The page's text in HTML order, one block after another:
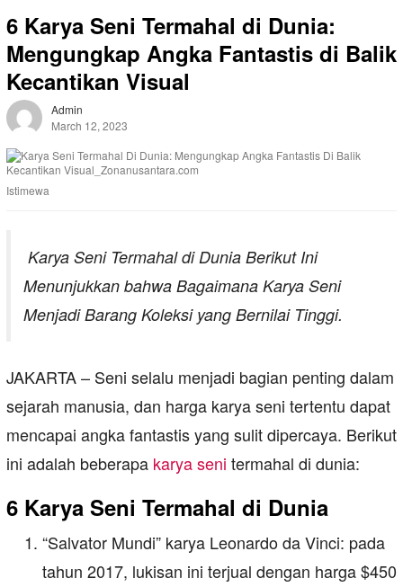
6 Karya Seni Termahal di Dunia:
Mengungkap Angka Fantastis di Balik
Kecantikan Visual
Admin
March 12, 2023
Istimewa
Karya Seni Termahal di Dunia Berikut Ini
Menunjukkan bahwa Bagaimana Karya Seni
Menjadi Barang Koleksi yang Bernilai Tinggi.
JAKARTA – Seni selalu menjadi bagian penting dalam
sejarah manusia, dan harga karya seni tertentu dapat
mencapai angka fantastis yang sulit dipercaya. Berikut
ini adalah beberapa karya seni termahal di dunia:
6 Karya Seni Termahal di Dunia
“Salvator Mundi” karya Leonardo da Vinci: pada
tahun 2017, lukisan ini terjual dengan harga $450